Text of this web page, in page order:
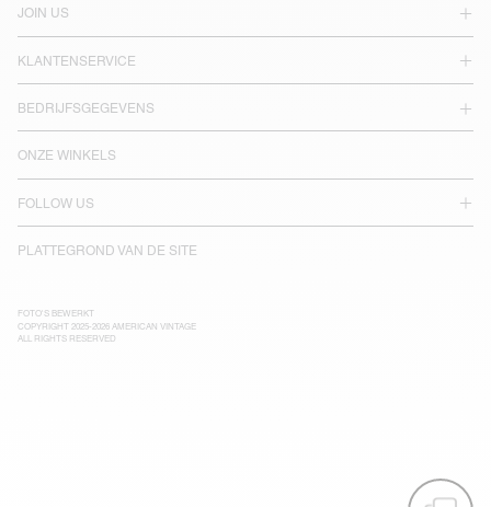
JOIN US
KLANTENSERVICE
BEDRIJFSGEGEVENS
ONZE WINKELS
FOLLOW US
PLATTEGROND VAN DE SITE
FOTO'S BEWERKT
COPYRIGHT 2025-2026 AMERICAN VINTAGE
ALL RIGHTS RESERVED